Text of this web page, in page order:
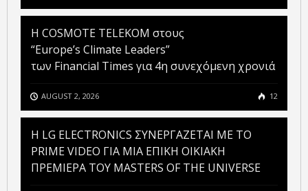
Η COSMOTE TELEKOM στους
“Europe’s Climate Leaders”
των Financial Times για 4η συνεχόμενη χρονιά
AUGUST 2, 2026 12
H LG ELECTRONICS ΣΥΝΕΡΓΑΖΕΤΑΙ ΜΕ ΤΟ
PRIME VIDEO ΓΙΑ ΜΙΑ ΕΠΙΚΗ ΟΙΚΙΑΚΗ
ΠΡΕΜΙΕΡΑ ΤΟΥ MASTERS OF THE UNIVERSE